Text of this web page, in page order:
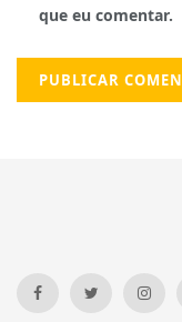
que eu comentar.